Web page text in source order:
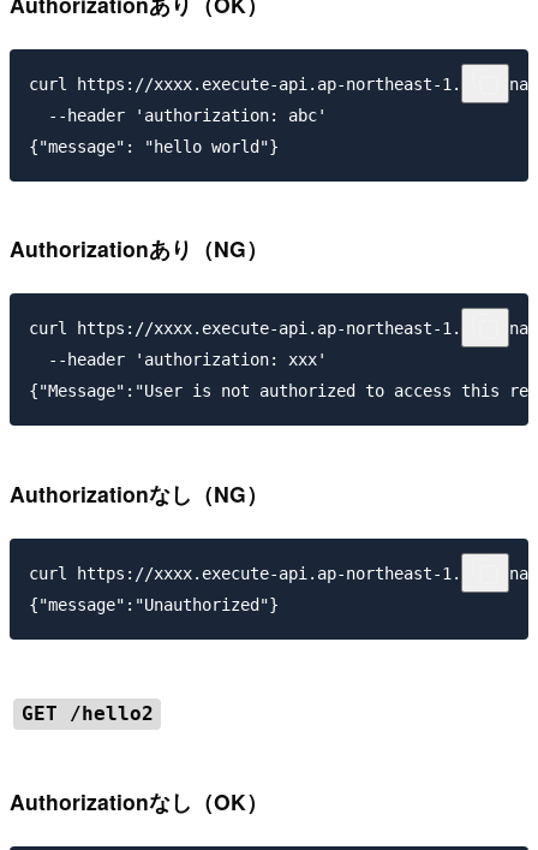
curl https://xxxx.execute-api.ap-northeast-
  --header 'authorization: abc'
Authorizationあり（NG）
curl https://xxxx.execute-api.ap-northeast-
  --header 'authorization: xxx'
Authorizationなし（NG）
curl https://xxxx.execute-api.ap-northeast-
GET /hello2
Authorizationなし（OK）